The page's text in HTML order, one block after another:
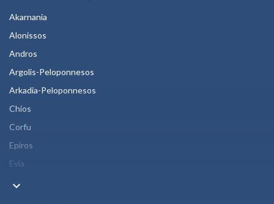
Akarnania
Alonissos
Andros
Argolis-Peloponnesos
Arkadia-Peloponnesos
Chios
Corfu
Epiros
Evia
keyboard_arrow_down